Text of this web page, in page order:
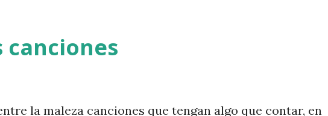
haberla descuartizado. A veces me arrepiento.” El
canciones
la maleza canciones que tengan algo que contar, en